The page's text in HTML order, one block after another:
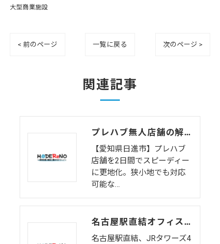
大型商業施設
< 前のページ 一覧に戻る 次のページ >
関連記事
プレハブ無人店舗の解体および土間基礎撤去工事（愛知県日進市）
【愛知県日進市】プレハブ
店舗を2日間でスピーディー
に更地化。狭小地でも対応
可能な…
名古屋駅直結オフィスビル内装解体・原状回復工事（夜間対応）
名古屋駅直結、JRタワーズ4